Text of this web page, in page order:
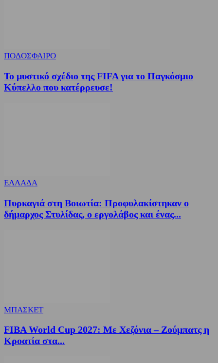
ΠΟΔΟΣΦΑΙΡΟ
Το μυστικό σχέδιο της FIFA για το Παγκόσμιο
Κύπελλο που κατέρρευσε!
ΕΛΛΑΔΑ
Πυρκαγιά στη Βοιωτία: Προφυλακίστηκαν ο
δήμαρχος Στυλίδας, ο εργολάβος και ένας...
ΜΠΑΣΚΕΤ
FIBA World Cup 2027: Με Χεζόνια – Ζούμπατς η
Κροατία στα...